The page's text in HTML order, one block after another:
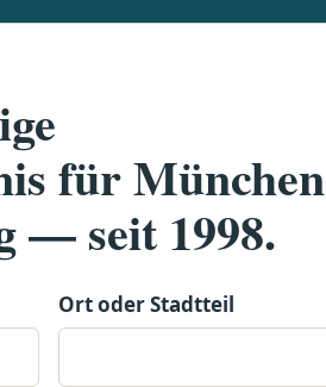
für München
— seit 1998.
Ort oder Stadtteil